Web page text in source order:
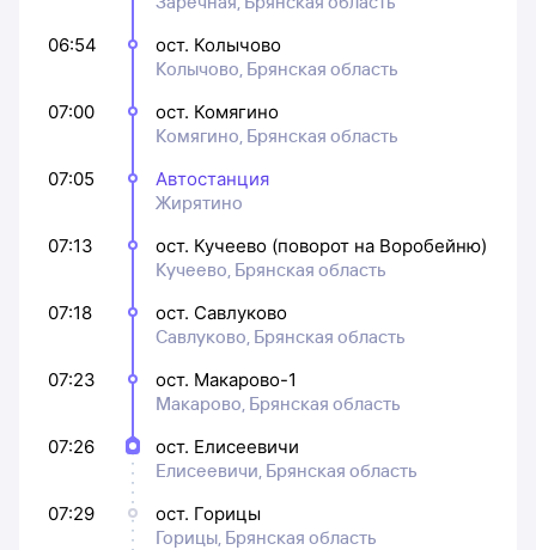
06:54
ост. Колычово
Колычово, Брянская область
07:00
ост. Комягино
Комягино, Брянская область
07:05
Автостанция
Жирятино
07:13
ост. Кучеево (поворот на Воробейню)
Кучеево, Брянская область
07:18
ост. Савлуково
Савлуково, Брянская область
07:23
ост. Макарово-1
Макарово, Брянская область
07:26
ост. Елисеевичи
Елисеевичи, Брянская область
07:29
ост. Горицы
Горицы, Брянская область